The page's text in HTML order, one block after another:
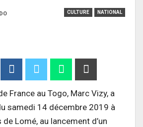
CULTURE NATIONAL
France au Togo, Marc Vizy, a
samedi 14 décembre 2019 à
Lomé, au lancement d’un